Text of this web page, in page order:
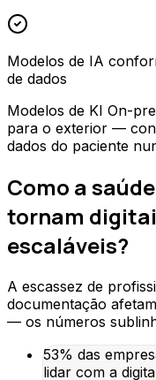
Modelos de IA
de dados
Modelos de KI On-
para o exterior —
dados do paciente
Como a
tornam
escaláveis?
A escassez de
documentação
— os números
53% das
lidar com a